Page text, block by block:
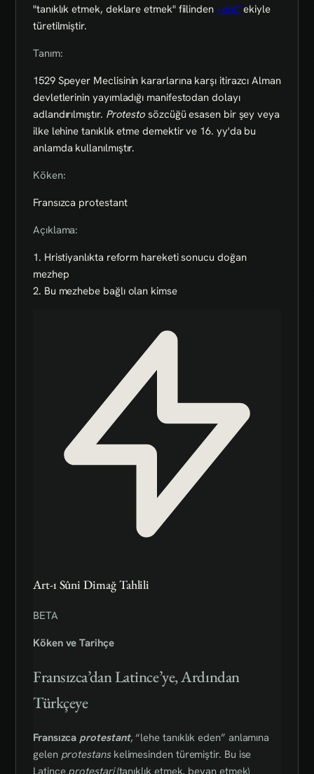
"tanıklık etmek, deklare etmek" fiilinden +ent°ekiyle
türetilmiştir.
Tanım:
1529 Speyer Meclisinin kararlarına karşı itirazcı Alman
devletlerinin yayımladığı manifestodan dolayı
adlandırılmıştır. Protesto sözcüğü esasen bir şey veya
ilke lehine tanıklık etme demektir ve 16. yy'da bu
anlamda kullanılmıştır.
Köken:
Fransızca protestant
Açıklama:
1. Hristiyanlıkta reform hareketi sonucu doğan
mezhep
2. Bu mezhebe bağlı olan kimse
Art-ı Sûni Dimağ Tahlili
BETA
Köken ve Tarihçe
Fransızca’dan Latince’ye, Ardından
Türkçeye
Fransızcaprotestant, “lehe tanıklık eden” anlamına
gelen protestanskelimesinden türemiştir. Bu ise